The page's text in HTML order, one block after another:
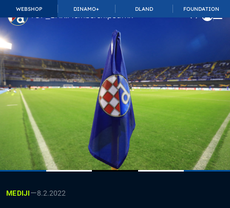
WEBSHOP DINAMO+ DLAND FOUNDATION
TOP_BAR.MembershipSuffix
MEDIJI—8.2.2022